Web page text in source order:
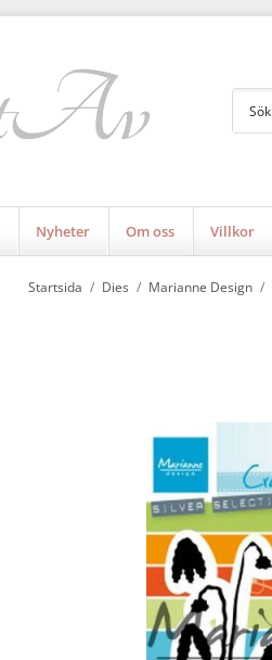
Nyheter Om oss Villkor
Startsida / Dies / Marianne Design /